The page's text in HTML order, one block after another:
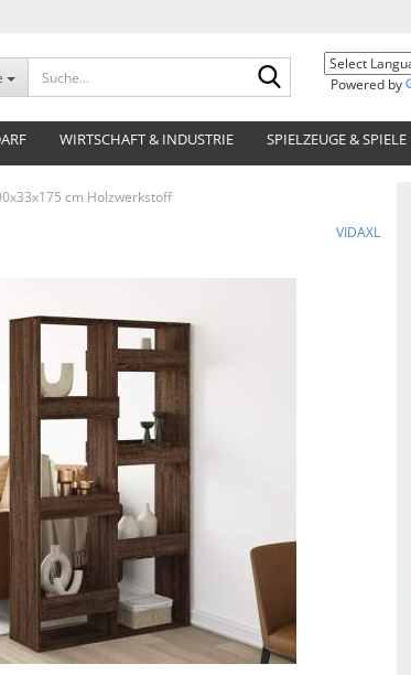
Suche...
Powered by
WIRTSCHAFT & INDUSTRIE SPIELZEUGE & SPIELE
cm Holzwerkstoff
VIDAXL